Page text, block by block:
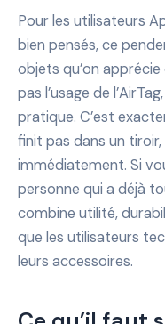
Pour les utilisateurs
bien pensés, ce
objets qu’on
pas l’usage de
pratique. C’est
finit pas dans un
immédiatement. Si
personne qui a déjà
combine utilité,
que les utilisateurs
leurs accessoires.